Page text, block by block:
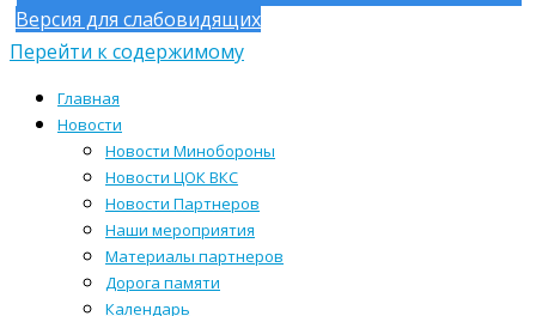
Версия для слабовидящих
Перейти к содержимому
Главная
Новости
Новости Минобороны
Новости ЦОК ВКС
Новости Партнеров
Наши мероприятия
Материалы партнеров
Дорога памяти
Календарь